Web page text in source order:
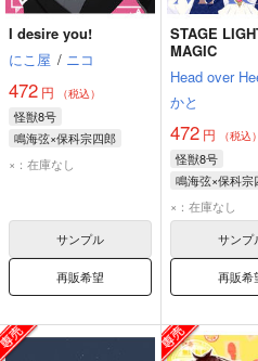
I desire you!
にこ屋 / ニコ
472 円 （税込）
怪獣8号
鳴海弦×保科宗四郎
鳴海弦
保科宗四郎
×：在庫なし
サンプル
再販希望
STAGE
MAGIC
Head over
かと
472 円 （税込）
怪獣8号
鳴海弦×保科宗
鳴海弦
保科
×：在庫なし
サンプ
再販希